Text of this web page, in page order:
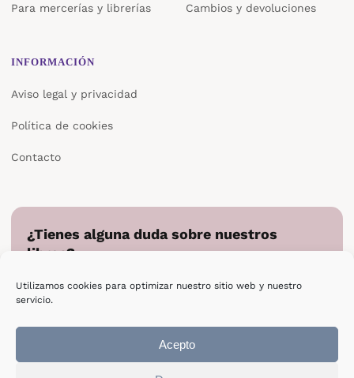
Utilizamos cookies para optimizar nuestro sitio web y nuestro
servicio.
Acepto
Para mercerías y librerías Cambios y devoluciones
INFORMACIÓN
Aviso legal y privacidad
Política de cookies
Contacto
¿Tienes alguna duda sobre nuestros
libros?
directamente.
Escribir a Epsilon